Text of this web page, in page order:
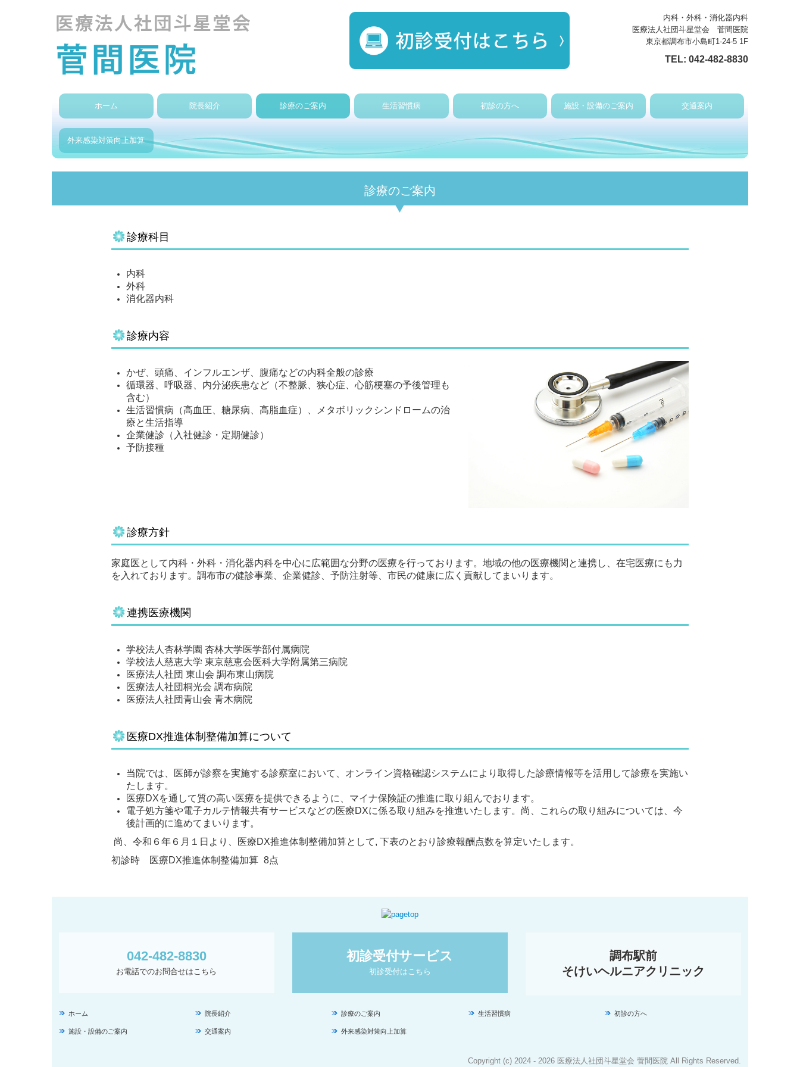
内科・外科・消化器内科
医療法人社団斗星堂会 菅間医院
東京都調布市小島町1-24-5 1F
TEL: 042-482-8830
ホーム 院長紹介 診療のご案内 生活習慣病 初診の方へ 施設・設備のご案内 交通案内
外来感染対策向上加算
診療のご案内
診療科目
内科
外科
消化器内科
診療内容
かぜ、頭痛、インフルエンザ、腹痛などの内科全般の診療
循環器、呼吸器、内分泌疾患など（不整脈、狭心症、心筋梗塞の予後管理も
含む）
生活習慣病（高血圧、糖尿病、高脂血症）、メタボリックシンドロームの治
療と生活指導
企業健診（入社健診・定期健診）
予防接種
診療方針
家庭医として内科・外科・消化器内科を中心に広範囲な分野の医療を行っております。地域の他の医療機関と連携し、在宅医療にも力
を入れております。調布市の健診事業、企業健診、予防注射等、市民の健康に広く貢献してまいります。
連携医療機関
学校法人杏林学園 杏林大学医学部付属病院
学校法人慈恵大学 東京慈恵会医科大学附属第三病院
医療法人社団 東山会 調布東山病院
医療法人社団桐光会 調布病院
医療法人社団青山会 青木病院
医療DX推進体制整備加算について
当院では、医師が診察を実施する診察室において、オンライン資格確認システムにより取得した診療情報等を活用して診療を実施い
たします。
医療DXを通して質の高い医療を提供できるように、マイナ保険証の推進に取り組んでおります。
電子処方箋や電子カルテ情報共有サービスなどの医療DXに係る取り組みを推進いたします。尚、これらの取り組みについては、今
後計画的に進めてまいります。
尚、令和６年６月１日より、医療DX推進体制整備加算として, 下表のとおり診療報酬点数を算定いたします。
初診時
医療DX推進体制整備加算 8点
042-482-8830
お電話でのお問合せはこちら
初診受付サービス
初診受付はこちら
調布駅前
そけいヘルニアクリニック
ホーム 院長紹介 診療のご案内 生活習慣病 初診の方へ
施設・設備のご案内 交通案内 外来感染対策向上加算
Copyright (c) 2024 - 2026 医療法人社団斗星堂会 菅間医院 All Rights Reserved.